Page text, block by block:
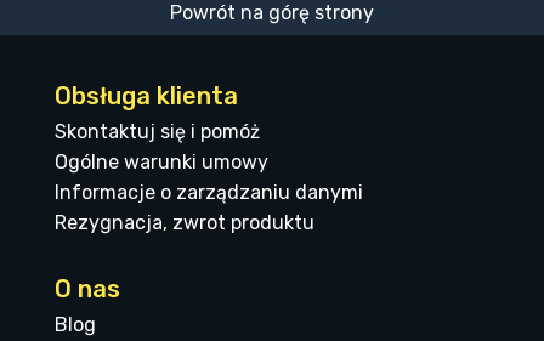
Powrót na górę strony
Obsługa klienta
Skontaktuj się i pomóż
Ogólne warunki umowy
Informacje o zarządzaniu danymi
Rezygnacja, zwrot produktu
O nas
Blog